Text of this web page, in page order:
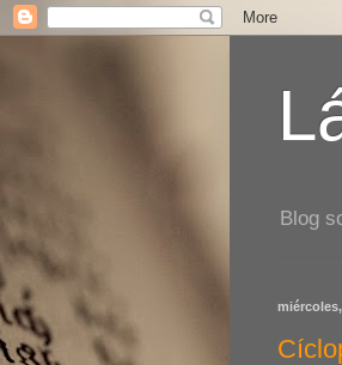
Blog